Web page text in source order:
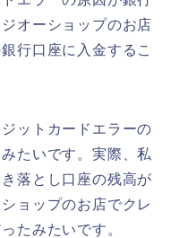
オーショップのお店
行口座に入金するこ
ットカードエラーの
たいです。実際、私
落とし口座の残高が
ョップのお店でクレ
たみたいです。